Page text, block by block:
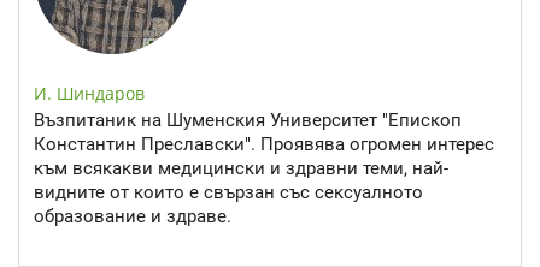
И. Шиндаров
Възпитаник на Шуменския Университет "Епископ
Константин Преславски". Проявява огромен интерес
към всякакви медицински и здравни теми, най-
видните от които е свързан със сексуалното
образование и здраве.